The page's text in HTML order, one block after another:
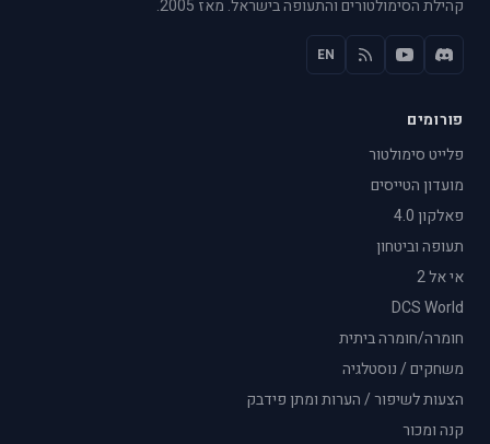
קהילת הסימולטורים והתעופה בישראל. מאז 2005.
EN
פורומים
פלייט סימולטור
מועדון הטייסים
פאלקון 4.0
תעופה וביטחון
אי אל 2
DCS World
חומרה/חומרה ביתית
משחקים / נוסטלגיה
הצעות לשיפור / הערות ומתן פידבק
קנה ומכור